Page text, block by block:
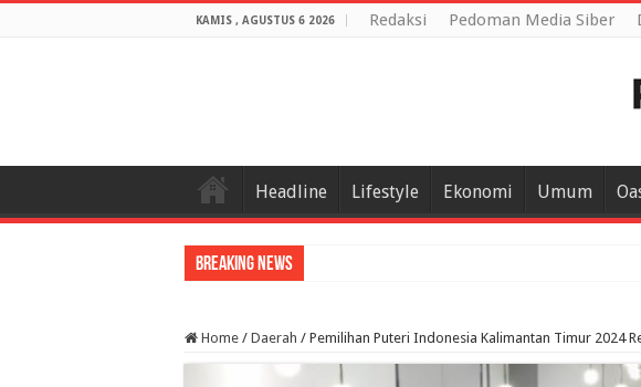
KAMIS , AGUSTUS 6 2026 Redaksi Pedoman Media Siber
Headline Lifestyle Ekonomi Umum
Breaking News
Home / Daerah / Pemilihan Puteri Indonesia Kalimantan Timur 2024